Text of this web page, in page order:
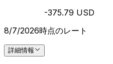
-375.79 USD
8/7/2026時点のレート
詳細情報